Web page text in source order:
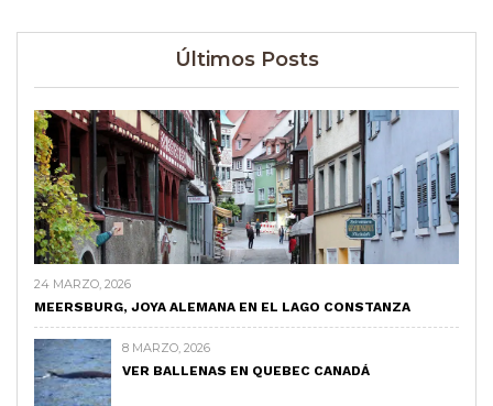
Últimos Posts
24 MARZO, 2026
MEERSBURG, JOYA ALEMANA EN EL LAGO CONSTANZA
8 MARZO, 2026
VER BALLENAS EN QUEBEC CANADÁ